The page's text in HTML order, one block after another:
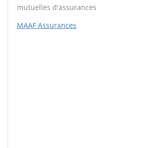
mutuelles d'assurances
MAAF Assurances